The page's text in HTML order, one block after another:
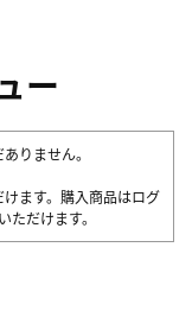
ー
りません。
ます。購入商品はログ
ただけます。